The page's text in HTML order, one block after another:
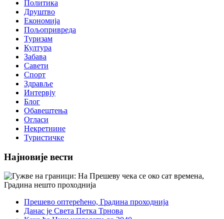
Политика
Друштво
Економија
Пољопривреда
Туризам
Култура
Забава
Савети
Спорт
Здравље
Интервју
Блог
Обавештења
Огласи
Некретнине
Туристичке
Најновије вести
Прешево оптерећено, Градина проходнија
Данас је Света Петка Трнова